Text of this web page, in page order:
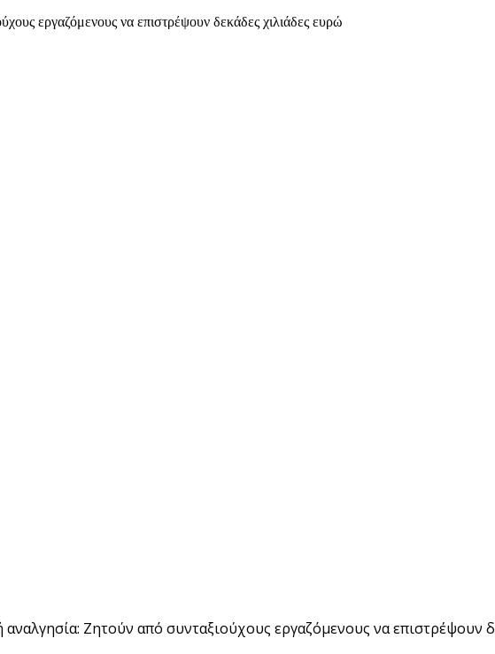
εργαζόμενους να επιστρέψουν δεκάδες χιλιάδες ευρώ
αναλγησία: Ζητούν από συνταξιούχους εργαζόμενους να επιστρέψουν